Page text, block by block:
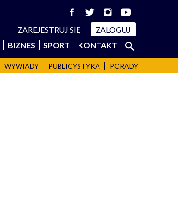
ZAREJESTRUJ SIĘ
ZALOGUJ
BIZNES SPORT KONTAKT Szukaj:
SZUKAJ
WYWIADY PUBLICYSTYKA PORADY